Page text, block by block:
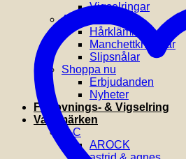
Vigselringar
Accessoarer
Hårklämmor
Manchettknappar
Slipsnålar
Shoppa nu
Erbjudanden
Nyheter
Förlovnings- & Vigselring
Varumärken
A-C
AROCK